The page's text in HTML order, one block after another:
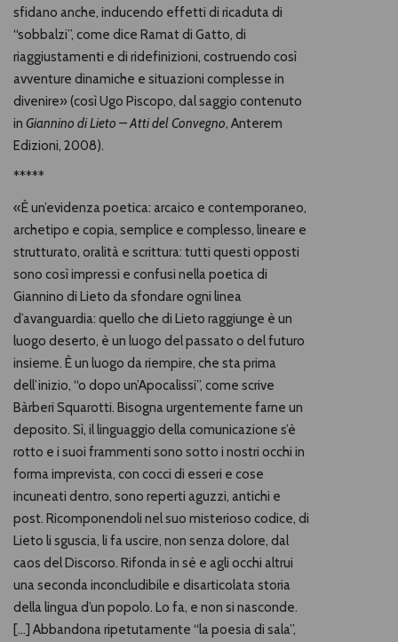
sfidano anche, inducendo effetti di ricaduta di
“sobbalzi”, come dice Ramat di Gatto, di
riaggiustamenti e di ridefinizioni, costruendo così
avventure dinamiche e situazioni complesse in
divenire» (così Ugo Piscopo, dal saggio contenuto
in Giannino di Lieto – Atti del Convegno, Anterem
Edizioni, 2008).
*****
«È un’evidenza poetica: arcaico e contemporaneo,
archetipo e copia, semplice e complesso, lineare e
strutturato, oralità e scrittura: tutti questi opposti
sono così impressi e confusi nella poetica di
Giannino di Lieto da sfondare ogni linea
d’avanguardia: quello che di Lieto raggiunge è un
luogo deserto, è un luogo del passato o del futuro
insieme. È un luogo da riempire, che sta prima
dell’inizio, “o dopo un’Apocalissi”, come scrive
Bàrberi Squarotti. Bisogna urgentemente farne un
deposito. Sì, il linguaggio della comunicazione s’è
rotto e i suoi frammenti sono sotto i nostri occhi in
forma imprevista, con cocci di esseri e cose
incuneati dentro, sono reperti aguzzi, antichi e
post. Ricomponendoli nel suo misterioso codice, di
Lieto li sguscia, li fa uscire, non senza dolore, dal
caos del Discorso. Rifonda in sé e agli occhi altrui
una seconda inconcludibile e disarticolata storia
della lingua d’un popolo. Lo fa, e non si nasconde.
[…] Abbandona ripetutamente “la poesia di sala”,